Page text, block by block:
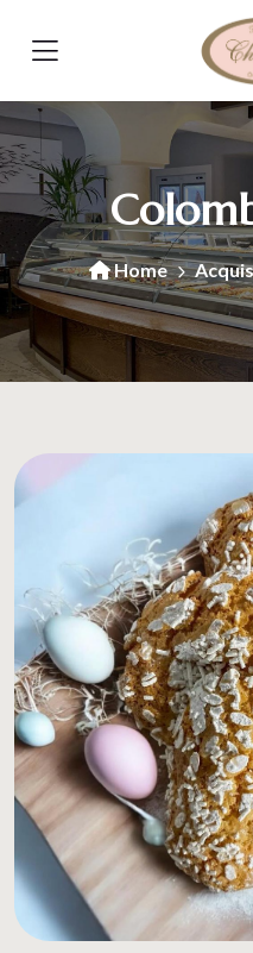
Home